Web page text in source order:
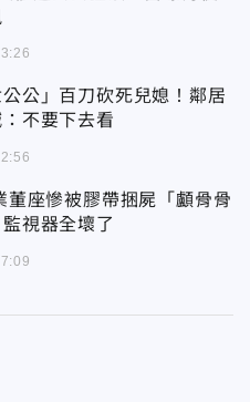
公」百刀砍死兒媳！鄰居
不要下去看
董座慘被膠帶捆屍「顱骨骨
視器全壞了